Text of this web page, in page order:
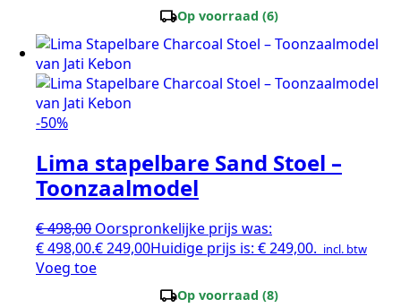
local_shippingOp voorraad (6)
-50%
Lima stapelbare Sand Stoel –
Toonzaalmodel
€498,00 Oorspronkelijke prijs was:
€ 498,00.€249,00Huidige prijs is: € 249,00. incl. btw
Voeg toe
local_shippingOp voorraad (8)